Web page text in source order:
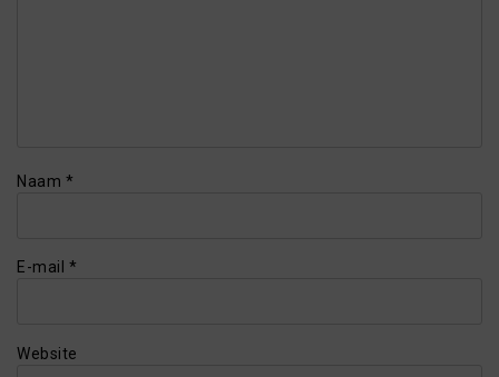
Naam *
E-mail *
Website